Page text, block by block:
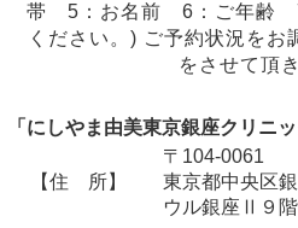
帯 5：お名前 6：ご年齢 7
ください。) ご予約状況をお
をさせて頂
「にしやま由美東京銀座クリニ
【住 所】
〒104-0061
東京都中央区
ウル銀座Ⅱ９階